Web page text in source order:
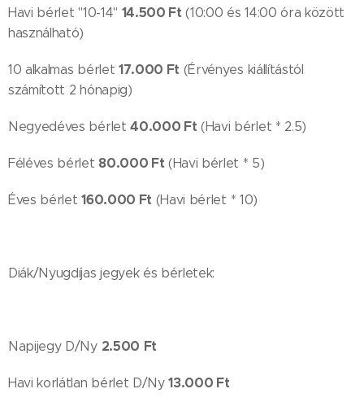
Havi bérlet "10-14" 14.500 Ft (10:00 és 14:00 óra között
használható)
10 alkalmas bérlet 17.000 Ft (Érvényes kiállítástól
számított 2 hónapig)
Negyedéves bérlet40.000 Ft (Havi bérlet * 2.5)
Féléves bérlet 80.000 Ft (Havi bérlet * 5)
Éves bérlet160.000 Ft (Havi bérlet * 10)
Diák/Nyugdíjas jegyek és bérletek:
Napijegy D/Ny 2.500 Ft
Havi korlátlan bérlet D/Ny13.000 Ft